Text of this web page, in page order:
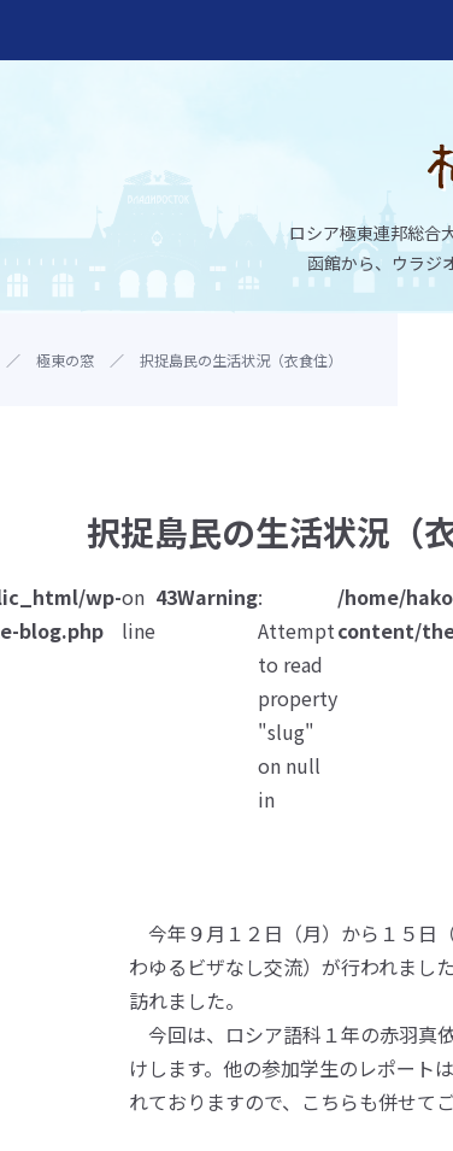
本学・極東連邦総合大学について
プログラム(PDF)
バー
ロシア極東連邦総合
函館から、ウラジ
極東の窓 択捉島民の生活状況（衣食住）
択捉島民の生活状況（衣
wp-
blog.php
on
line
43Warning:
Attempt
to read
property
"slug"
on null
in
/home/
content/
今年９月１２日（月）から１５日
わゆるビザなし交流）が行われまし
訪れました。
今回は、ロシア語科１年の赤羽真
けします。他の参加学生のレポートは
れておりますので、こちらも併せて